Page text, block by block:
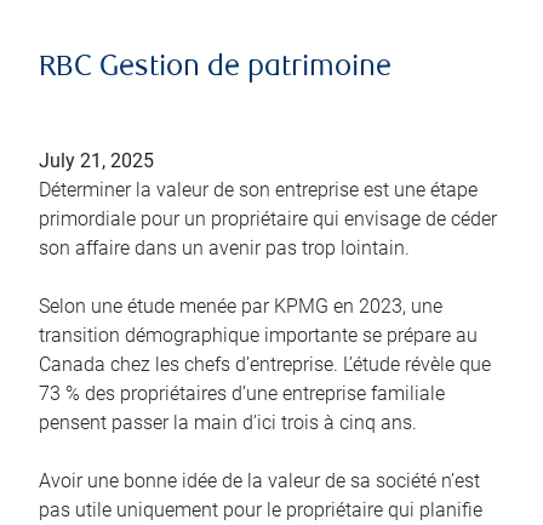
RBC Gestion de patrimoine
July 21, 2025
Déterminer la valeur de son entreprise est une étape
primordiale pour un propriétaire qui envisage de céder
son affaire dans un avenir pas trop lointain.
Selon une étude menée par KPMG en 2023, une
transition démographique importante se prépare au
Canada chez les chefs d’entreprise. L’étude révèle que
73 % des propriétaires d’une entreprise familiale
pensent passer la main d’ici trois à cinq ans.
Avoir une bonne idée de la valeur de sa société n’est
pas utile uniquement pour le propriétaire qui planifie